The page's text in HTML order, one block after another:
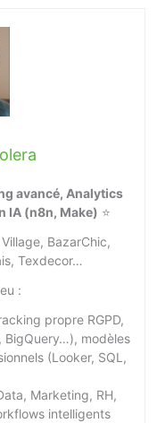
avancé, Analytics
IA (n8n, Make) ⭐
BazarChic,
Texdecor…
:
propre RGPD,
BigQuery…), modèles
(Looker, SQL,
Marketing, RH,
intelligents